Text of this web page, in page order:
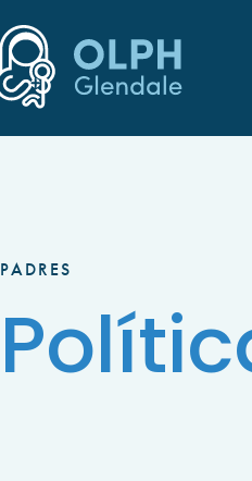
PADRES